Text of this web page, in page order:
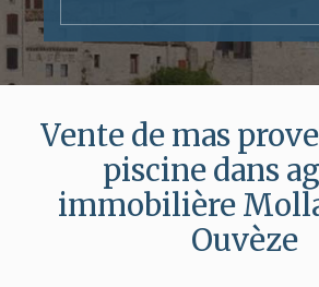
Vente de mas
piscine dans
immobilière
Ouvèze